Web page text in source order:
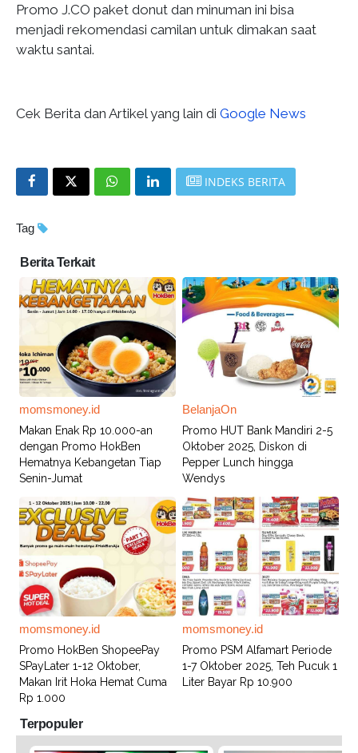
Promo J.CO paket donut dan minuman ini bisa
menjadi rekomendasi camilan untuk dimakan saat
waktu santai.
Cek Berita dan Artikel yang lain di Google News
INDEKS BERITA
Tag
Berita Terkait
momsmoney.id
Makan Enak Rp 10.000-an
dengan Promo HokBen
Hematnya Kebangetan Tiap
Senin-Jumat
BelanjaOn
Promo HUT Bank Mandiri 2-5
Oktober 2025, Diskon di
Pepper Lunch hingga
Wendys
momsmoney.id
Promo HokBen ShopeePay
SPayLater 1-12 Oktober,
Makan Irit Hoka Hemat Cuma
Rp 1.000
momsmoney.id
Promo PSM Alfamart Periode
1-7 Oktober 2025, Teh Pucuk 1
Liter Bayar Rp 10.900
Terpopuler